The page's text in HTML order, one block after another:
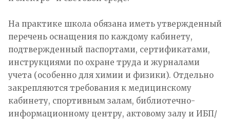
На практике школа обязана иметь утвержденный
перечень оснащения по каждому кабинету,
подтвержденный паспортами, сертификатами,
инструкциями по охране труда и журналами
учета (особенно для химии и физики). Отдельно
закрепляются требования к медицинскому
кабинету, спортивным залам, библиотечно-
информационному центру, актовому залу и ИБП/